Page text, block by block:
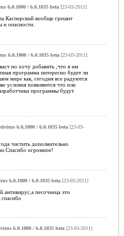
6.0.1000 / 6.0.1035 beta[23-03-2011]
вообще грешит
и опасности.
6.0.1000 / 6.0.1035 beta[23-03-2011]
но хочу добавить ,что я им
программа интересно будет ли
мире как, сегодня все радуются
условия появляются что или
программы будут
6.0.1000 / 6.0.1035 beta[23-03-
чистить дополнительно
огромное!
6.0.1000 / 6.0.1035 beta[23-03-2011]
песочнеца это
6.0.1000 / 6.0.1035 beta[23-03-2011]